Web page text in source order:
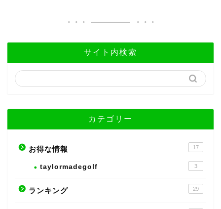
サイト内検索
カテゴリー
お得な情報 17
taylormadegolf 3
ランキング 29